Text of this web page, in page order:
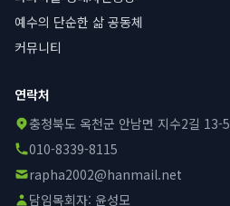
예수의 단순한 삶 공동체
커뮤니티
연락처
충청북도 옥천군 안남면 지수2길 13-5
010-8339-8115
rapha2002@hanmail.net
담임목회자: 윤성모